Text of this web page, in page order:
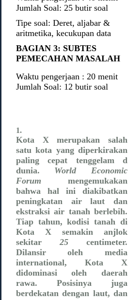
Jumlah Soal: 25 butir soal
Tipe soal: Deret, aljabar &
aritmetika, kecukupan data
BAGIAN 3: SUBTES
PEMECAHAN MASALAH
Waktu pengerjaan : 20 menit
Jumlah Soal: 12 butir soal
1.
Kota X merupakan salah
satu kota yang diperkirakan
paling cepat tenggelam d
dunia. World Economic
Forum mengemukakan
bahwa hal ini diakibatkan
peningkatan air laut dan
ekstraksi air tanah berlebih.
Tiap tahun, kodisi tanah di
Kota X semakin anjlok
sekitar 25 centimeter.
Dilansir oleh media
international, Kota X
didominasi oleh daerah
rawa. Posisinya juga
berdekatan dengan laut, dan